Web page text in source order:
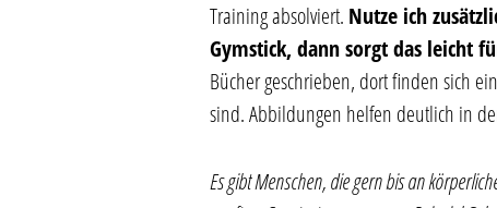
Training absolviert. Nutze ich
Gymstick, dann sorgt das leicht
Bücher geschrieben, dort finden sich
sind. Abbildungen helfen deutlich in
Es gibt Menschen, die gern bis an